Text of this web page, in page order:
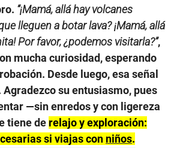
“¡Mamá, allá hay volcanes
lleguen a botar lava? ¡Mamá, allá
Por favor, ¿podemos visitarla?”,
mucha curiosidad, esperando
Desde luego, esa señal
Agradezco su entusiasmo, pues
—sin enredos y con ligereza
tiene de relajo y exploración:
si viajas con niños.